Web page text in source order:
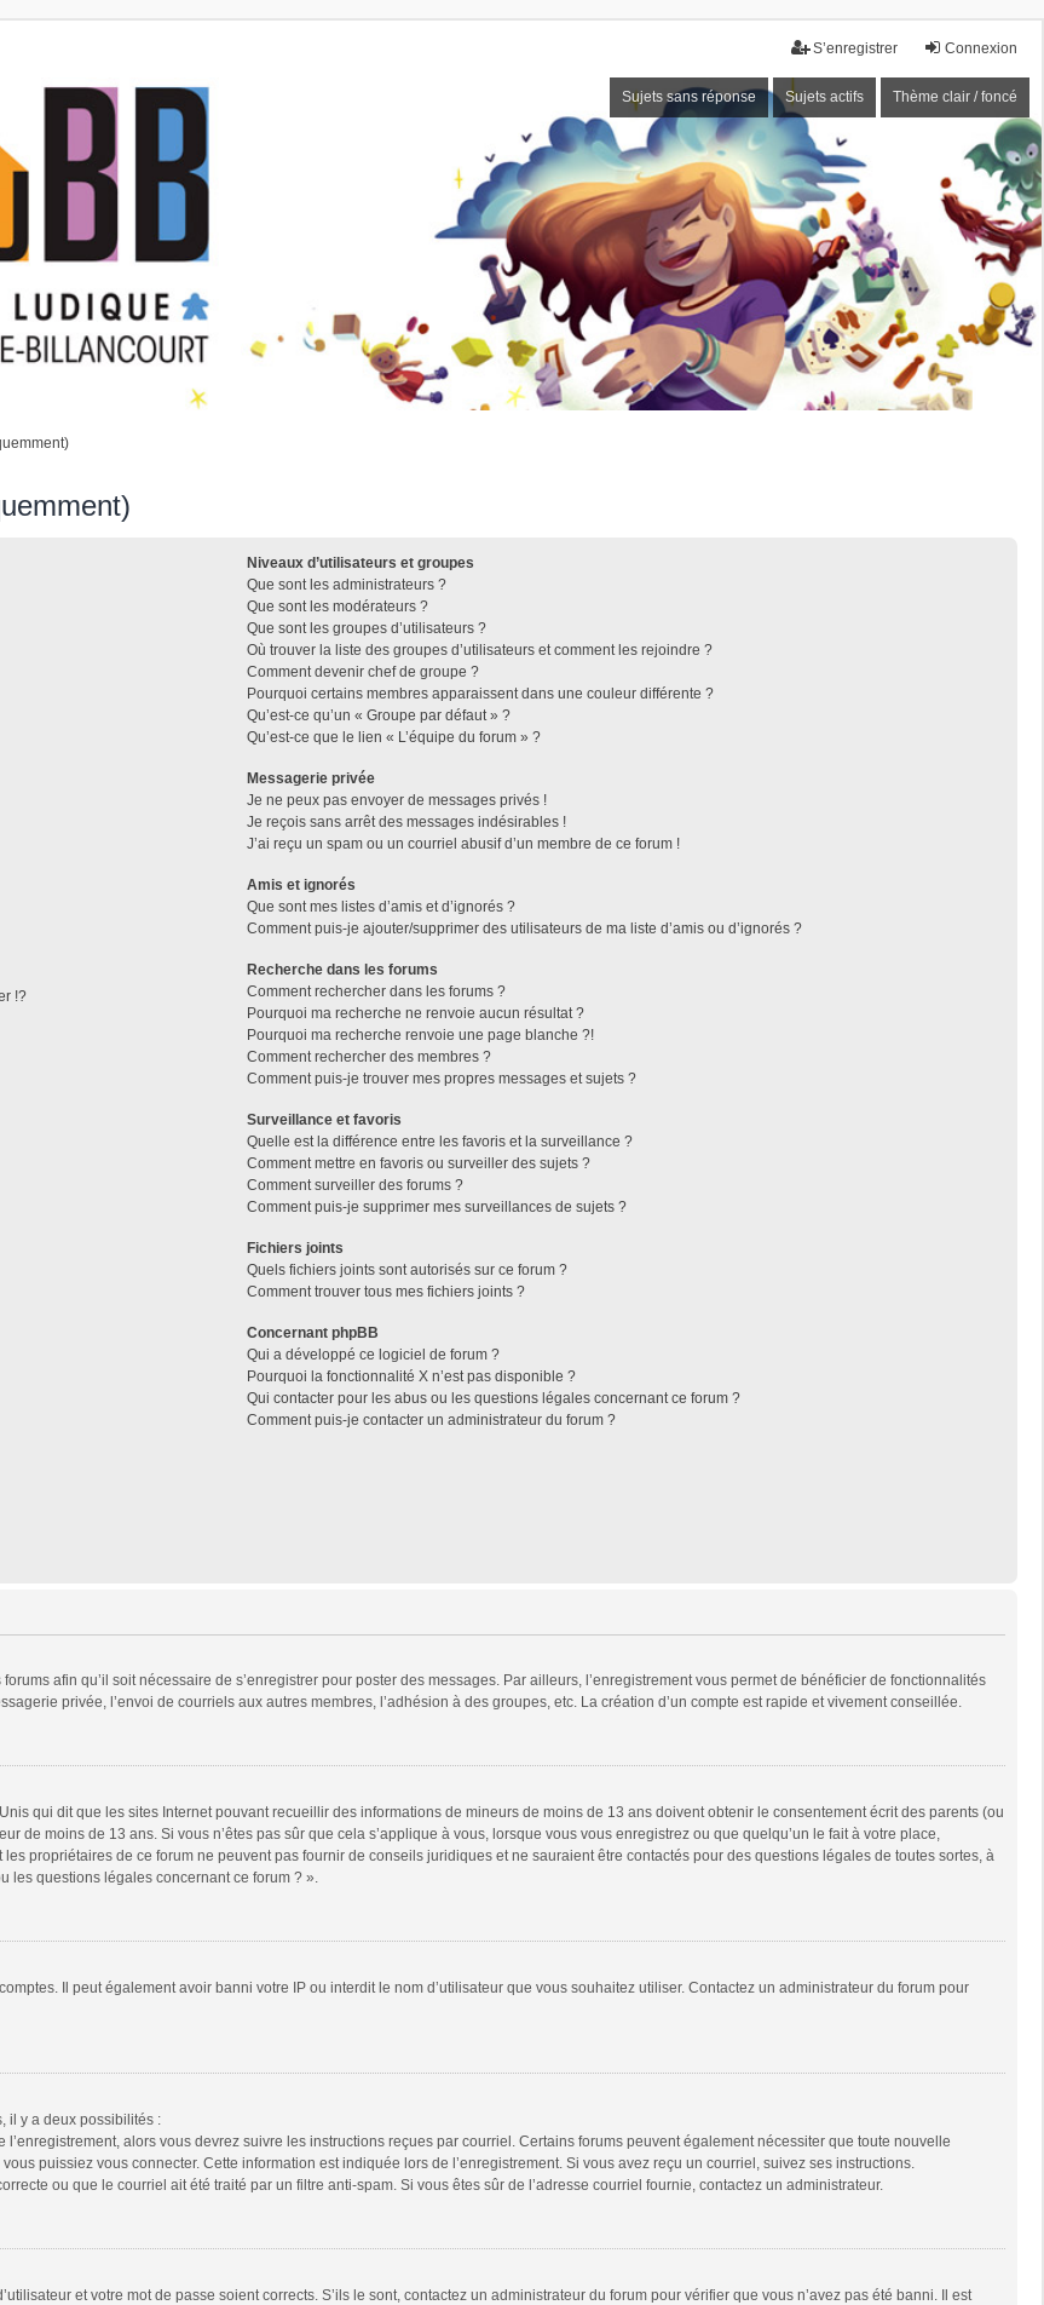
Connexion
S’enregistrer
Sujets sans réponse Sujets actifs Thème clair / foncé
!?
Niveaux d’utilisateurs et groupes
Que sont les administrateurs ?
Que sont les modérateurs ?
Que sont les groupes d’utilisateurs ?
Où trouver la liste des groupes d’utilisateurs et comment les rejoindre ?
Comment devenir chef de groupe ?
Pourquoi certains membres apparaissent dans une couleur différente ?
Qu’est-ce qu’un « Groupe par défaut » ?
Qu’est-ce que le lien « L’équipe du forum » ?
Messagerie privée
Je ne peux pas envoyer de messages privés !
Je reçois sans arrêt des messages indésirables !
J’ai reçu un spam ou un courriel abusif d’un membre de ce forum !
Amis et ignorés
Que sont mes listes d’amis et d’ignorés ?
Comment puis-je ajouter/supprimer des utilisateurs de ma liste d’amis ou d’ignorés ?
Recherche dans les forums
Comment rechercher dans les forums ?
Pourquoi ma recherche ne renvoie aucun résultat ?
Pourquoi ma recherche renvoie une page blanche ?!
Comment rechercher des membres ?
Comment puis-je trouver mes propres messages et sujets ?
Surveillance et favoris
Quelle est la différence entre les favoris et la surveillance ?
Comment mettre en favoris ou surveiller des sujets ?
Comment surveiller des forums ?
Comment puis-je supprimer mes surveillances de sujets ?
Fichiers joints
Quels fichiers joints sont autorisés sur ce forum ?
Comment trouver tous mes fichiers joints ?
Concernant phpBB
Qui a développé ce logiciel de forum ?
Pourquoi la fonctionnalité X n’est pas disponible ?
Qui contacter pour les abus ou les questions légales concernant ce forum ?
Comment puis-je contacter un administrateur du forum ?
afin qu’il soit nécessaire de s’enregistrer pour poster des messages. Par ailleurs, l’enregistrement vous permet de bénéficier de fonctionnalités
privée, l’envoi de courriels aux autres membres, l’adhésion à des groupes, etc. La création d’un compte est rapide et vivement conseillée.
qui dit que les sites Internet pouvant recueillir des informations de mineurs de moins de 13 ans doivent obtenir le consentement écrit des parents (ou
de moins de 13 ans. Si vous n’êtes pas sûr que cela s’applique à vous, lorsque vous vous enregistrez ou que quelqu’un le fait à votre place,
propriétaires de ce forum ne peuvent pas fournir de conseils juridiques et ne sauraient être contactés pour des questions légales de toutes sortes, à
les questions légales concernant ce forum ? ».
Il peut également avoir banni votre IP ou interdit le nom d’utilisateur que vous souhaitez utiliser. Contactez un administrateur du forum pour
il y a deux possibilités :
alors vous devrez suivre les instructions reçues par courriel. Certains forums peuvent également nécessiter que toute nouvelle
puissiez vous connecter. Cette information est indiquée lors de l’enregistrement. Si vous avez reçu un courriel, suivez ses instructions.
ou que le courriel ait été traité par un filtre anti-spam. Si vous êtes sûr de l’adresse courriel fournie, contactez un administrateur.
et votre mot de passe soient corrects. S’ils le sont, contactez un administrateur du forum pour vérifier que vous n’avez pas été banni. Il est